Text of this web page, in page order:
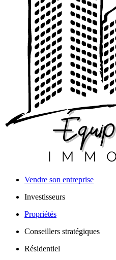
Vendre son entreprise
Investisseurs
Propriétés
Conseillers stratégiques
Résidentiel